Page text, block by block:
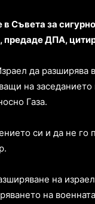
Съвета за
предаде ДПА,
да разширява
на
Газа.
си и да не го
на
на